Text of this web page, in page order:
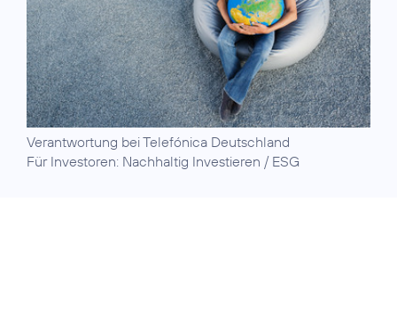
Verantwortung bei Telefónica Deutschland
Für Investoren: Nachhaltig Investieren / ESG